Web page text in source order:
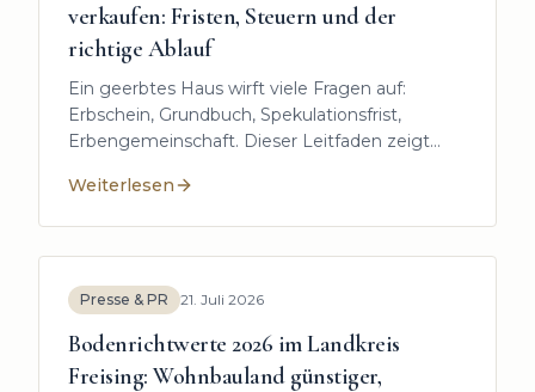
verkaufen: Fristen, Steuern und der
richtige Ablauf
Ein geerbtes Haus wirft viele Fragen auf:
Erbschein, Grundbuch, Spekulationsfrist,
Erbengemeinschaft. Dieser Leitfaden zeigt
Freising ankommt – und welche Fristen bares
Weiterlesen
:Geerbtes Haus im Landkreis Freising verkaufen:
Presse & PR 21. Juli 2026
Bodenrichtwerte 2026 im Landkreis
Freising: Wohnbauland günstiger,